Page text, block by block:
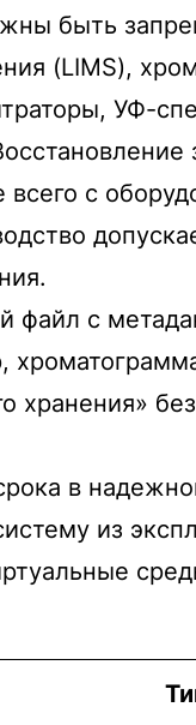
быть
(LIMS),
УФ-
с
файл с
в
из